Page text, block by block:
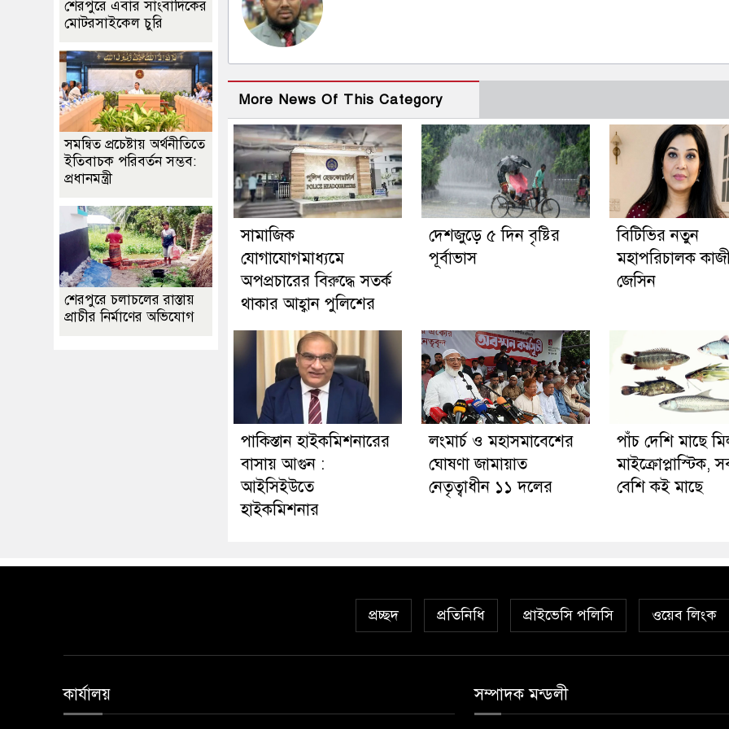
More News Of This Category
সামাজিক
যোগাযোগমাধ্যমে
অপপ্রচারের বিরুদ্ধে সতর্ক
থাকার আহ্বান পুলিশের
দেশজুড়ে ৫ দিন বৃষ্টির
পূর্বাভাস
বিটিভির নতুন
মহাপরিচালক
জেসিন
পাকিস্তান হাইকমিশনারের
বাসায় আগুন :
আইসিইউতে
হাইকমিশনার
লংমার্চ ও মহাসমাবেশের
ঘোষণা জামায়াত
নেতৃত্বাধীন ১১ দলের
পাঁচ দেশি মাছে
মাইক্রোপ্লাস্টিক,
বেশি কই মাছে
শেরপুরে এবার সাংবাদিকের
মোটরসাইকেল চুরি
সমন্বিত প্রচেষ্টায় অর্থনীতিতে
ইতিবাচক পরিবর্তন সম্ভব:
প্রধানমন্ত্রী
শেরপুরে চলাচলের রাস্তায়
প্রাচীর নির্মাণের অভিযোগ
প্রচ্ছদ প্রতিনিধি প্রাইভেসি পলিসি ওয়েব লিংক
কার্যালয় সম্পাদক মন্ডলী